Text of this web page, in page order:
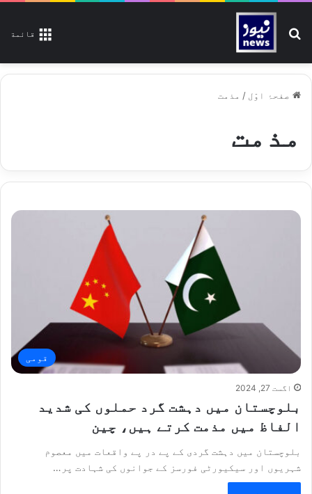
قائمة تلاش کیجیے
صفحۂ اوّل / مذمت
مذمت
قومی
اگست 27, 2024
بلوچستان میں دہشت گرد حملوں کی شدید
الفاظ میں مذمت کرتے ہیں، چین
بلوچستان میں دہشت گردی کے پے در پے واقعات میں معصوم
شہریوں اور سیکیورٹی فورسز کے جوانوں کی شہادت پر…